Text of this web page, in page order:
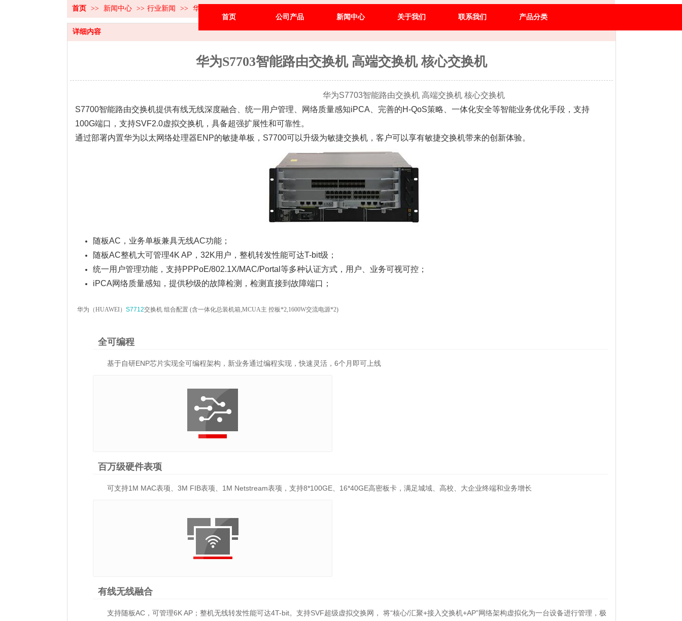
首页 公司产品 新闻中心 关于我们 联系我们 产品分类
首页 >> 新闻中心 >> 行业新闻 >> 华为S7703智能路由交换机 高端交换机 核心交换机
详细内容
华为S7703智能路由交换机 高端交换机 核心交换机
华为S7703智能路由交换机 高端交换机 核心交换机
S7700智能路由交换机提供有线无线深度融合、统一用户管理、网络质量感知iPCA、完善的H-QoS策略、一体化安全等智能业务优化手段，支持
100G端口，支持SVF2.0虚拟交换机，具备超强扩展性和可靠性。
通过部署内置华为以太网络处理器ENP的敏捷单板，S7700可以升级为敏捷交换机，客户可以享有敏捷交换机带来的创新体验。
随板AC，业务单板兼具无线AC功能；
随板AC整机大可管理4K AP，32K用户，整机转发性能可达T-bit级；
统一用户管理功能，支持PPPoE/802.1X/MAC/Portal等多种认证方式，用户、业务可视可控；
iPCA网络质量感知，提供秒级的故障检测，检测直接到故障端口；
华为（HUAWEI） S7712交换机 组合配置 (含一体化总装机箱,MCUA主 控板*2,1600W交流电源*2)
全可编程
基于自研ENP芯片实现全可编程架构，新业务通过编程实现，快速灵活，6个月即可上线
百万级硬件表项
可支持1M MAC表项、3M FIB表项、1M Netstream表项，支持8*100GE、16*40GE高密板卡，满足城域、高校、大企业终端和业务增长
有线无线融合
支持随板AC，可管理6K AP；整机无线转发性能可达4T-bit。支持SVF超级虚拟交换网， 将“核心/汇聚+接入交换机+AP”网络架构虚拟化为一台设备进行管理，极